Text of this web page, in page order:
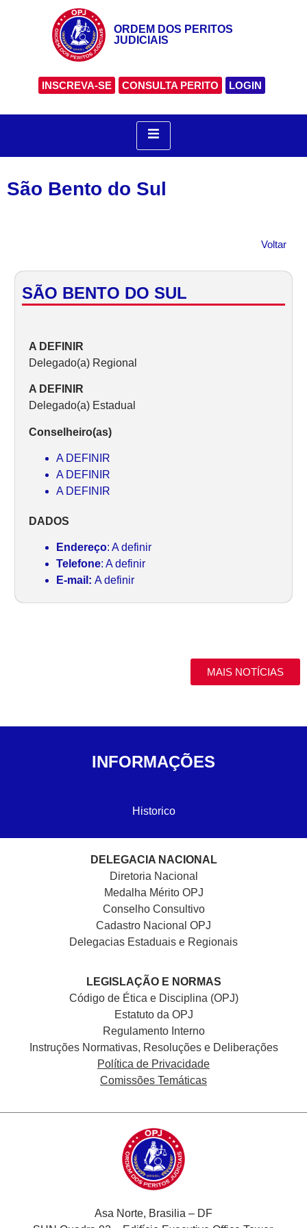
ORDEM DOS PERITOS
JUDICIAIS
INSCREVA-SE CONSULTA PERITO LOGIN
São Bento do Sul
Voltar
SÃO BENTO DO SUL
A DEFINIR
Delegado(a) Regional
A DEFINIR
Delegado(a) Estadual
Conselheiro(as)
A DEFINIR
A DEFINIR
A DEFINIR
DADOS
Endereço: A definir
Telefone: A definir
E-mail: A definir
MAIS NOTÍCIAS
INFORMAÇÕES
Historico
DELEGACIA NACIONAL
Diretoria Nacional
Medalha Mérito OPJ
Conselho Consultivo
Cadastro Nacional OPJ
Delegacias Estaduais e Regionais
LEGISLAÇÃO E NORMAS
Código de Ética e Disciplina (OPJ)
Estatuto da OPJ
Regulamento Interno
Instruções Normativas, Resoluções e Deliberações
Política de Privacidade
Comissões Temáticas
Asa Norte, Brasilia – DF